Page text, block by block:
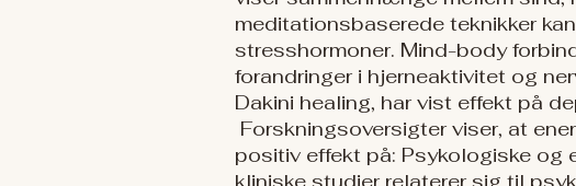
meditationsbaserede teknikker
stresshormoner. Mind-body
forandringer i hjerneaktivitet og
Dakini healing, har vist effekt på
Forskningsoversigter viser, at
positiv effekt på: Psykologiske